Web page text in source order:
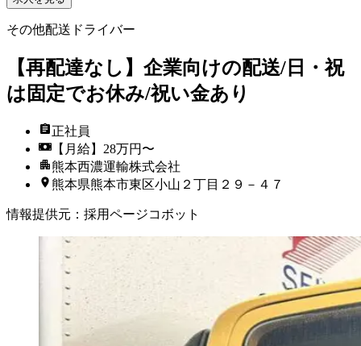
その他配送ドライバー
【再配達なし】企業向けの配送/日・祝
は固定でお休み/祝い金あり
正社員
【月給】28万円〜
熊本西濃運輸株式会社
熊本県熊本市東区小山２丁目２９－４７
情報提供元 ： 採用ページコボット